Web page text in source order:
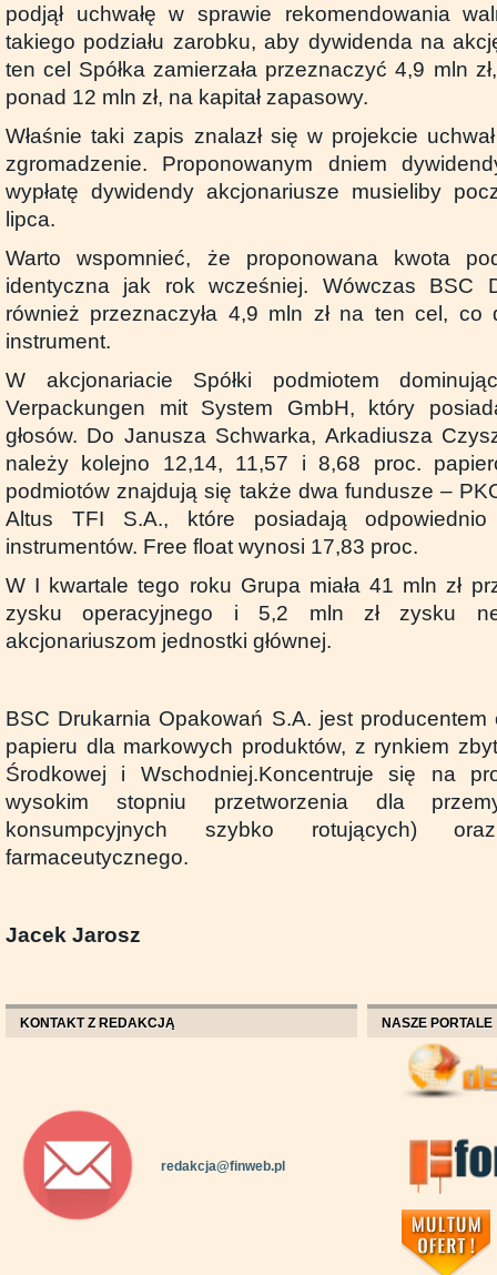
podjął uchwałę w sprawie rekomendowania
takiego podziału zarobku, aby dywidenda na
ten cel Spółka zamierzała przeznaczyć 4,9 mln
ponad 12 mln zł, na kapitał zapasowy.
Właśnie taki zapis znalazł się w projekcie
zgromadzenie. Proponowanym dniem
wypłatę dywidendy akcjonariusze musieliby
lipca.
Warto wspomnieć, że proponowana kwota
identyczna jak rok wcześniej. Wówczas BSC
również przeznaczyła 4,9 mln zł na ten cel, co
instrument.
W akcjonariacie Spółki podmiotem
Verpackungen mit System GmbH, który
głosów. Do Janusza Schwarka, Arkadiusza
należy kolejno 12,14, 11,57 i 8,68 proc.
podmiotów znajdują się także dwa fundusze –
Altus TFI S.A., które posiadają
instrumentów. Free float wynosi 17,83 proc.
W I kwartale tego roku Grupa miała 41 mln zł
zysku operacyjnego i 5,2 mln zł zysku
akcjonariuszom jednostki głównej.
BSC Drukarnia Opakowań S.A. jest
papieru dla markowych produktów, z rynkiem
Środkowej i Wschodniej.Koncentruje się na
wysokim stopniu przetworzenia dla
konsumpcyjnych szybko rotujących)
farmaceutycznego.
Jacek Jarosz
KONTAKT Z REDAKCJĄ
redakcja@finweb.pl
NASZE PORTALE